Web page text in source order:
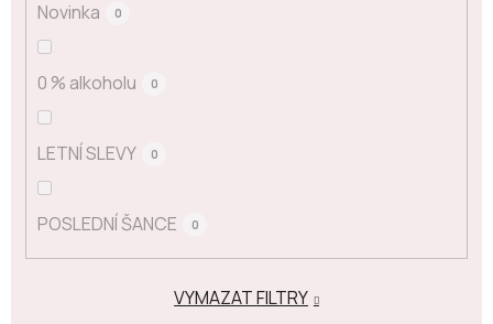
Novinka 0
0 % alkoholu 0
LETNÍ SLEVY 0
POSLEDNÍ ŠANCE 0
VYMAZAT FILTRY